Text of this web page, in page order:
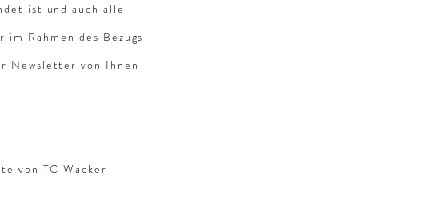
ist und auch alle
Rahmen des Bezugs
Newsletter von Ihnen
von TC Wacker